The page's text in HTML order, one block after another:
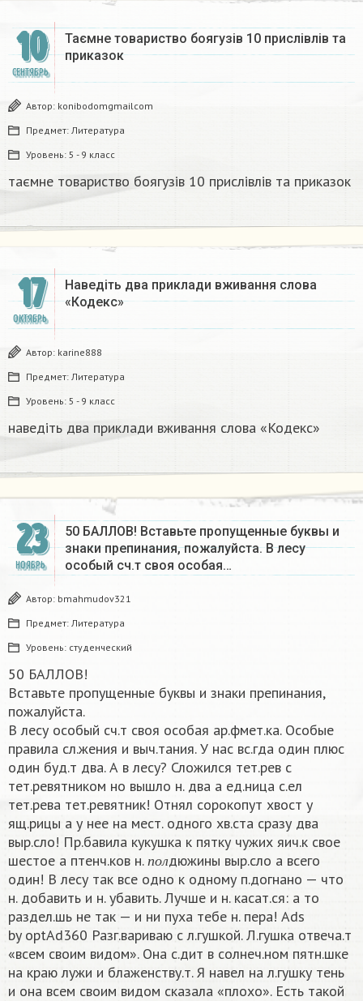
10
СЕНТЯБРЬ
Таємне товариство боягузів 10 прислівлів та
приказок​
Автор: konibodomgmailcom
Предмет: Литература
Уровень: 5 - 9 класс
таємне товариство боягузів 10 прислівлів та приказок​
17
ОКТЯБРЬ
Наведіть два приклади вживання слова
«Кодекс»​
Автор: karine888
Предмет: Литература
Уровень: 5 - 9 класс
наведіть два приклади вживання слова «Кодекс»​
23
НОЯБРЬ
50 БАЛЛОВ! Вставьте пропущенные буквы и
знаки препинания, пожалуйста. В лесу
особый сч.т своя особая…
Автор: bmahmudov321
Предмет: Литература
Уровень: студенческий
50 БАЛЛОВ!
Вставьте пропущенные буквы и знаки препинания,
пожалуйста.
В лесу особый сч.т своя особая ар.фмет.ка. Особые
правила сл.жения и выч.тания. У нас вс.гда один плюс
один буд.т два. А в лесу? Сложился тет.рев с
тет.ревятником но вышло н. два а ед.ница с.ел
тет.рева тет.ревятник! Отнял сорокопут хвост у
ящ.рицы а у нее на мест. одного хв.ста сразу два
выр.сло! Пр.бавила кукушка к пятку чужих яич.к свое
шестое а птенч.ков н.
п ол
полдюжины выр.сло а всего
один! В лесу так все одно к одному п.догнано — что
н. добавить и н. убавить. Лучше и н. касат.ся: а то
раздел.шь не так — и ни пуха тебе н. пера! Ads
by optAd360 Разг.вариваю с л.гушкой. Л.гушка отвеча.т
«всем своим видом». Она с.дит в солнеч.ном пятн.шке
на краю лужи и блаженству.т. Я навел на л.гушку тень
и она всем своим видом сказала «плохо». Есть такой